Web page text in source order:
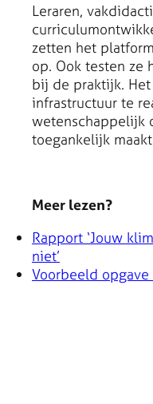
Leraren,
zetten het
op. Ook testen ze
bij de praktijk.
infrastructuur te
wetenschappelijk
toegankelijk
Meer lezen?
Rapport ‘Jouw
niet’
Voorbeeld opgave